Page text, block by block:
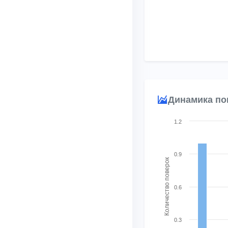
Динамика
View as data table,
The chart has 1 X
The chart has 2 Y
Количество поверок
0.3
0.6
0.9
1.2